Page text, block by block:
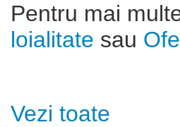
Pentru mai
loialitate sau
Vezi toate